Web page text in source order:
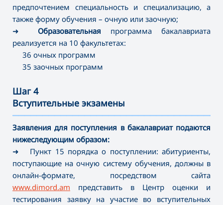
предпочтением специальность и специализацию, а
также форму обучения – очную или заочную;
➜
Образовательная программа бакалавриата
реализуется на 10 факультетах:
36 очных программ
35 заочных программ
Шаг 4
Вступительные экзамены
Заявления для поступления в бакалавриат подаются
нижеследующим образом:
➜ Пункт 15 порядка о поступлении: абитуриенты,
поступающие на очную систему обучения, должны в
онлайн-формате, посредством сайта
www.dimord.am представить в Центр оценки и
тестирования заявку на участие во вступительных